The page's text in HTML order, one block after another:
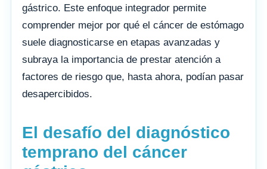
gástrico. Este enfoque integrador permite
comprender mejor por qué el cáncer de estómago
suele diagnosticarse en etapas avanzadas y
subraya la importancia de prestar atención a
factores de riesgo que, hasta ahora, podían pasar
desapercibidos.
El desafío del diagnóstico
temprano del cáncer